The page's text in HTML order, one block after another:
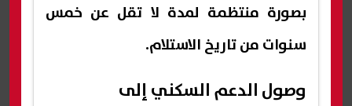
بصورة منتظمة لمدة لا تقل عن خمس
سنوات من تاريخ الاستلام.
وصول الدعم السكني إلى